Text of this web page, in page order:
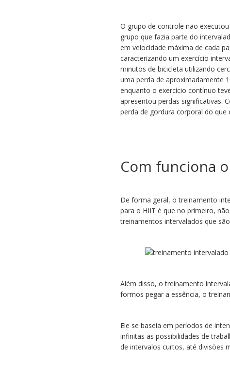
O grupo de controle não
grupo que fazia parte do
em velocidade máxima de cada
caracterizando um exercício
minutos de bicicleta utilizando
uma perda de aproximadamente
enquanto o exercício contínuo
apresentou perdas significativas.
perda de gordura corporal do que
Com funciona
De forma geral, o treinamento
para o HIIT é que no primeiro,
treinamentos intervalados que
Além disso, o treinamento
formos pegar a essência, o
Ele se baseia em períodos de
infinitas as possibilidades de
de intervalos curtos, até divisões